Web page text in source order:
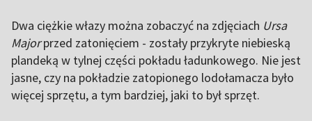
Dwa ciężkie włazy można zobaczyć na zdjęciach Ursa
Majorprzed zatonięciem - zostały przykryte niebieską
plandeką w tylnej części pokładu ładunkowego. Nie jest
jasne, czy na pokładzie zatopionego lodołamacza było
więcej sprzętu, a tym bardziej, jaki to był sprzęt.